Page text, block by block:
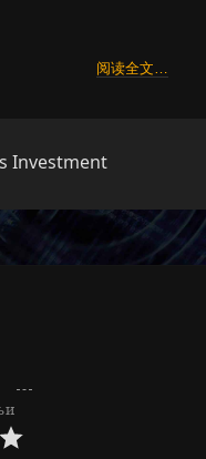
阅读全文…
Investment